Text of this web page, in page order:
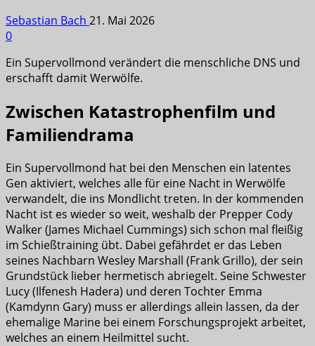
Sebastian Bach 21. Mai 2026
0
Ein Supervollmond verändert die menschliche DNS und
erschafft damit Werwölfe.
Zwischen Katastrophenfilm und
Familiendrama
Ein Supervollmond hat bei den Menschen ein latentes
Gen aktiviert, welches alle für eine Nacht in Werwölfe
verwandelt, die ins Mondlicht treten. In der kommenden
Nacht ist es wieder so weit, weshalb der Prepper Cody
Walker (James Michael Cummings) sich schon mal fleißig
im Schießtraining übt. Dabei gefährdet er das Leben
seines Nachbarn Wesley Marshall (Frank Grillo), der sein
Grundstück lieber hermetisch abriegelt. Seine Schwester
Lucy (Ilfenesh Hadera) und deren Tochter Emma
(Kamdynn Gary) muss er allerdings allein lassen, da der
ehemalige Marine bei einem Forschungsprojekt arbeitet,
welches an einem Heilmittel sucht.